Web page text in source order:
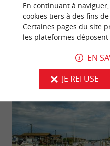
NOUS AVONS
En continuant à
cookies tiers à des fins de
Certaines pages du site
les plateformes déposent
EN
JE REFUSE